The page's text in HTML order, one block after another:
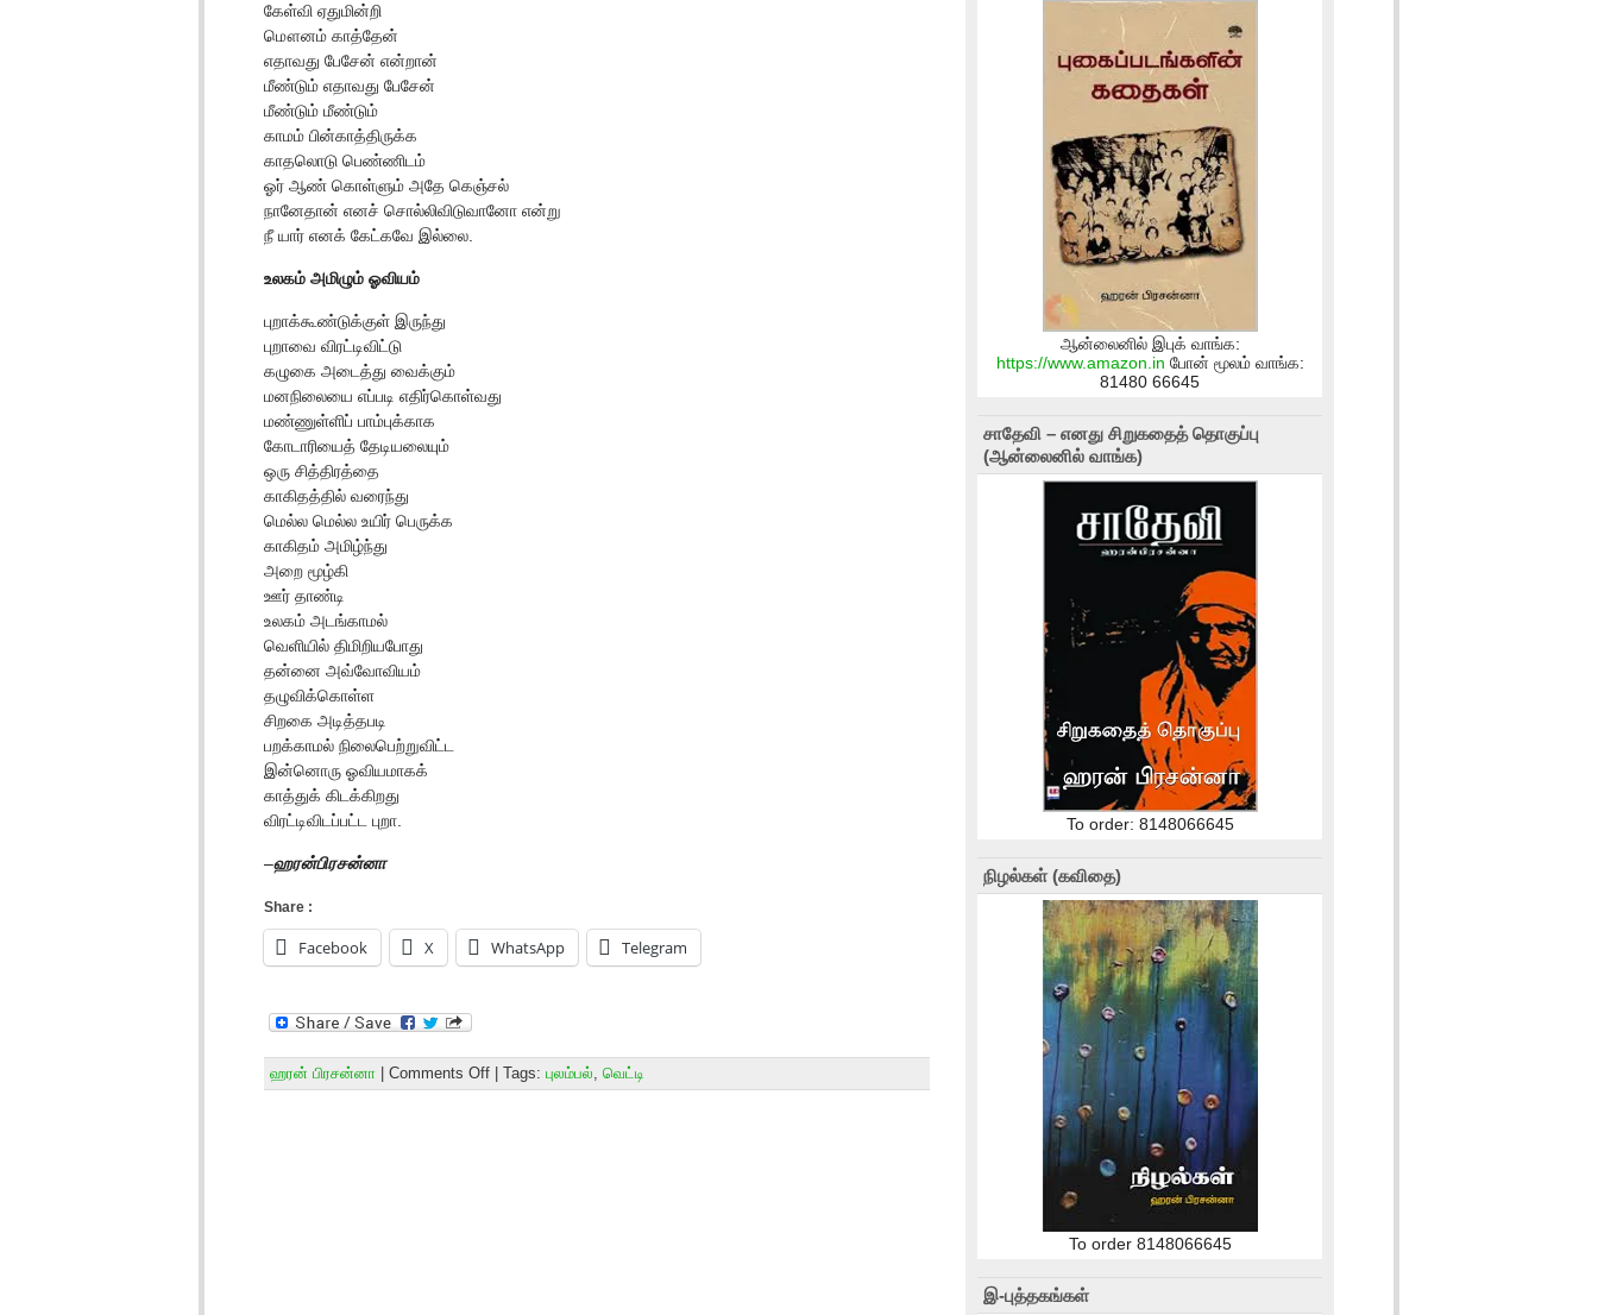
கேள்வி ஏதுமின்றி
மௌனம் காத்தேன்
எதாவது பேசேன் என்றான்
மீண்டும் எதாவது பேசேன்
மீண்டும் மீண்டும்
காமம் பின்காத்திருக்க
காதலொடு பெண்ணிடம்
ஓர் ஆண் கொள்ளும் அதே கெஞ்சல்
நானேதான் எனச் சொல்லிவிடுவானோ என்று
நீ யார் எனக் கேட்கவே இல்லை.
உலகம் அமிழும் ஓவியம்
புறாக்கூண்டுக்குள் இருந்து
புறாவை விரட்டிவிட்டு
கழுகை அடைத்து வைக்கும்
மனநிலையை எப்படி எதிர்கொள்வது
மண்ணுள்ளிப் பாம்புக்காக
கோடாரியைத் தேடியலையும்
ஒரு சித்திரத்தை
காகிதத்தில் வரைந்து
மெல்ல மெல்ல உயிர் பெருக்க
காகிதம் அமிழ்ந்து
அறை மூழ்கி
ஊர் தாண்டி
உலகம் அடங்காமல்
வெளியில் திமிறியபோது
தன்னை அவ்வோவியம்
தழுவிக்கொள்ள
சிறகை அடித்தபடி
பறக்காமல் நிலைபெற்றுவிட்ட
இன்னொரு ஓவியமாகக்
காத்துக் கிடக்கிறது
விரட்டிவிடப்பட்ட புறா.
–ஹரன்பிரசன்னா
Share :
Facebook X WhatsApp Telegram
ஹரன் பிரசன்னா Comments Off | Tags: புலம்பல், வெட்டி
ஆன்லைனில் இபுக் வாங்க:
https://www.amazon.in போன் மூலம் வாங்க:
81480 66645
சாதேவி – எனது சிறுகதைத் தொகுப்பு
(ஆன்லைனில் வாங்க)
To order: 8148066645
நிழல்கள் (கவிதை)
To order 8148066645
இ-புத்தகங்கள்